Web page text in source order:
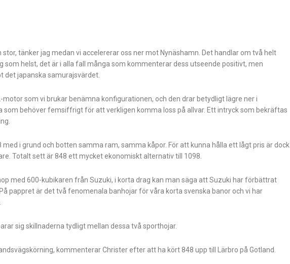
stor, tänker jag medan vi accelererar oss ner mot Nynäshamn. Det handlar om två helt
som helst, det är i alla fall många som kommenterar dess utseende positivt, men
det japanska samurajsvärdet.
som vi brukar benämna konfigurationen, och den drar betydligt lägre ner i
som behöver femsiffrigt för att verkligen komma loss på allvar. Ett intryck som bekräftas
i grund och botten samma ram, samma kåpor. För att kunna hålla ett lågt pris är dock
Totalt sett är 848 ett mycket ekonomiskt alternativ till 1098.
med 600-kubikaren från Suzuki, i korta drag kan man säga att Suzuki har förbättrat
pappret är det två fenomenala banhojar för våra korta svenska banor och vi har
sig skillnaderna tydligt mellan dessa två sporthojar.
kommenterar Christer efter att ha kört 848 upp till Lärbro på Gotland.